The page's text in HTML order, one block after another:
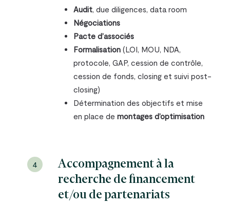
Audit, due diligences, data room
Négociations
Pacte d’associés
Formalisation(LOI, MOU, NDA,
protocole, GAP, cession de contrôle,
cession de fonds, closing et suivi post-
closing)
Détermination des objectifs et mise
en place de montages d’optimisation
4
Accompagnement à la
recherche de financement
et/ou de partenariats